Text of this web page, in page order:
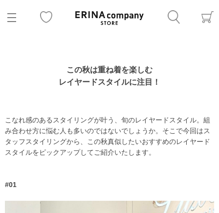
この秋は重ね着を楽しむ
レイヤードスタイルに注目！
こなれ感のあるスタイリングが叶う、旬のレイヤードスタイル。組
み合わせ方に悩む人も多いのではないでしょうか。そこで今回はス
タッフスタイリングから、この秋真似したいおすすめのレイヤード
スタイルをピックアップしてご紹介いたします。
#01